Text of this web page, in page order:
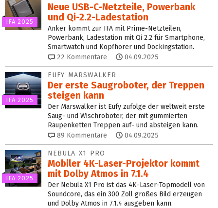
IFA 2025
Neue USB-C-Netzteile, Power­bank
und Qi-2.2-Ladestation
Anker kommt zur IFA mit Prime-Netzteilen,
Powerbank, Ladestation mit Qi 2.2 für Smartphone,
Smartwatch und Kopfhörer und Dockingstation.
22 Kommentare 04.09.2025
IFA 2025
EUFY MARSWALKER
Der erste Saugroboter, der Treppen
steigen kann
Der Marswalker ist Eufy zufolge der weltweit erste
Saug- und Wischroboter, der mit gummierten
Raupenketten Treppen auf- und absteigen kann.
89 Kommentare 04.09.2025
IFA 2025
NEBULA X1 PRO
Mobiler 4K-Laser-Projektor kommt
mit Dolby Atmos in 7.1.4
Der Nebula X1 Pro ist das 4K-Laser-Topmodell von
Soundcore, das ein 300 Zoll großes Bild erzeugen
und Dolby Atmos in 7.1.4 ausgeben kann.